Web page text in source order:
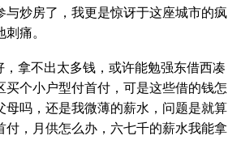
与炒房了，我更是惊讶于这座城市的疯
痛。
，拿不出太多钱，或许能勉强东借西凑
买个小户型付首付，可是这些借的钱怎
母吗，还是我微薄的薪水，问题是就算
付，月供怎么办，六七千的薪水我能拿